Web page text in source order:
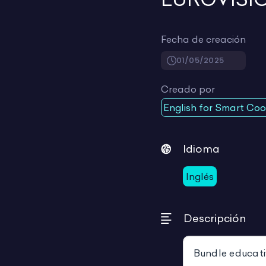
Fecha de creación
01/05/2025
Creado por
English for Smart
Idioma
Inglés
Descripción
Bundle